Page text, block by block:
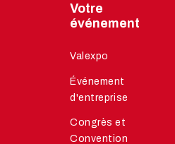
Votre
événement
Valexpo
Événement
d'entreprise
Congrès et
Convention